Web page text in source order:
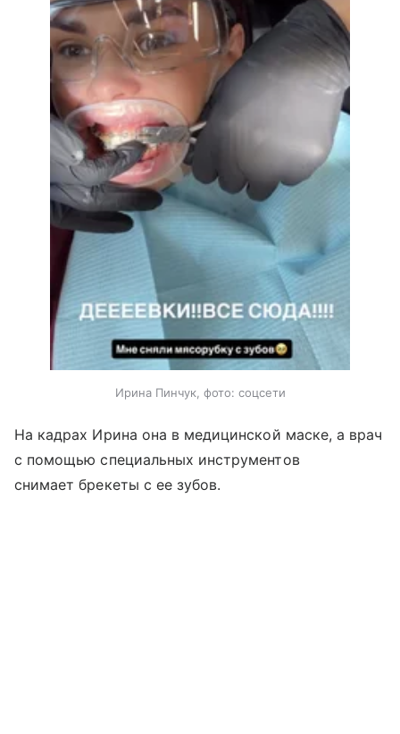
Ирина Пинчук, фото: соцсети
На кадрах Ирина она в медицинской маске, а врач
с помощью специальных инструментов
снимает брекеты с ее зубов.